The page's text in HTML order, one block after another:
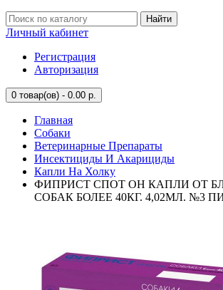
Найти
Личный кабинет
Регистрация
Авторизация
0 товар(ов) - 0.00 р.
Главная
Собаки
Ветеринарные Препараты
Инсектициды И Акарициды
Капли На Холку
ФИПРИСТ СПОТ ОН КАПЛИ ОТ
СОБАК БОЛЕЕ 40КГ. 4,02МЛ. №3